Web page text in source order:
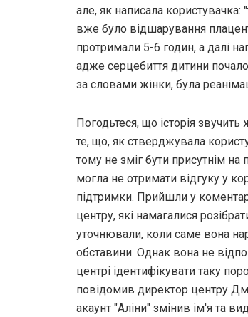
але, як написала користувачка:
вже було відшарування
протримали 5-6 годин, а далі
адже серцебиття дитини
за словами жінки, була
Погодьтеся, що історія
те, що, як стверджувала
тому не зміг бути присутнім на
могла не отримати відгуку у
підтримки. Прийшли у
центру, які намагалися
уточнювали, коли саме вона
обставини. Однак вона не
центрі ідентифікувати таку
повідомив директор центру
акаунт "Аліни" змінив ім'я та